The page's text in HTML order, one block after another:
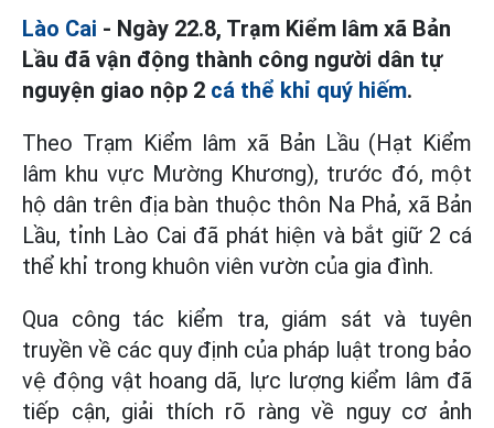
Lào Cai - Ngày 22.8, Trạm Kiểm lâm xã Bản
Lầu đã vận động thành công người dân tự
nguyện giao nộp 2 cá thể khỉ quý hiếm.
Theo Trạm Kiểm lâm xã Bản Lầu (Hạt Kiểm
lâm khu vực Mường Khương), trước đó, một
hộ dân trên địa bàn thuộc thôn Na Phả, xã Bản
Lầu, tỉnh Lào Cai đã phát hiện và bắt giữ 2 cá
thể khỉ trong khuôn viên vườn của gia đình.
Qua công tác kiểm tra, giám sát và tuyên
truyền về các quy định của pháp luật trong bảo
vệ động vật hoang dã, lực lượng kiểm lâm đã
tiếp cận, giải thích rõ ràng về nguy cơ ảnh